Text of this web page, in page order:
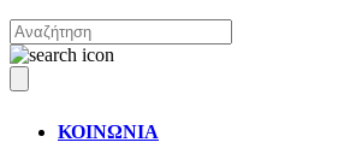
ΚΟΙΝΩΝΙΑ